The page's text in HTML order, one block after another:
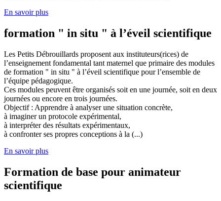
En savoir plus
formation " in situ " à l’éveil scientifique
Les Petits Débrouillards proposent aux instituteurs(rices) de
l’enseignement fondamental tant maternel que primaire des modules
de formation " in situ " à l’éveil scientifique pour l’ensemble de
l’équipe pédagogique.
Ces modules peuvent être organisés soit en une journée, soit en deux
journées ou encore en trois journées.
Objectif : Apprendre à analyser une situation concrète,
à imaginer un protocole expérimental,
à interpréter des résultats expérimentaux,
à confronter ses propres conceptions à la (...)
En savoir plus
Formation de base pour animateur
scientifique